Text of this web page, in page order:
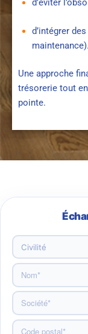
d’éviter
d’intégrer
maintenance).
Une approche
trésorerie tout
pointe.